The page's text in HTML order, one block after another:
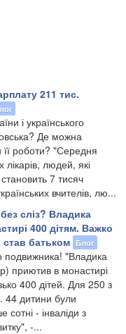
211 тис.
і українського
Де можна
її роботи? "Середня
лікарів, людей, які
7 тисяч
вчителів, лю...
сліз? Владика
400 дітям. Важко
батьком Блог
подвижника! "Владика
приютив в монастирі
400 дітей. Для 250 з
44 дитини були
сотні - інваліди з
-...